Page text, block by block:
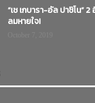
“เช เกบารา-อัล ปาชิโน”
ลมหายใจ!